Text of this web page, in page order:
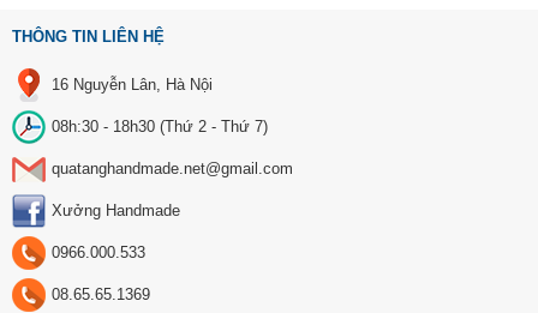
THÔNG TIN LIÊN HỆ
16 Nguyễn Lân, Hà Nội
08h:30 - 18h30 (Thứ 2 - Thứ 7)
quatanghandmade.net@gmail.com
Xưởng Handmade
0966.000.533
08.65.65.1369